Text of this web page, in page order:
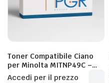
Toner Compatibile Ciano
per Minolta MITNP49C –
12.000 Pagine al 5%
Accedi per il prezzo